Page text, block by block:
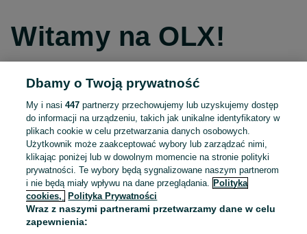
Witamy na OLX!
Kontynuuj przez Facebooka
Kontynuuj przez konto Apple
Kontynuuj przez konto Google
LUB
Dbamy o Twoją prywatność
My i nasi447 partnerzy przechowujemy lub uzyskujemy dostęp
do informacji na urządzeniu, takich jak unikalne identyfikatory w
plikach cookie w celu przetwarzania danych osobowych.
Użytkownik może zaakceptować wybory lub zarządzać nimi,
klikając poniżej lub w dowolnym momencie na stronie polityki
prywatności. Te wybory będą sygnalizowane naszym partnerom
i nie będą miały wpływu na dane przeglądania.
Polityka
cookies,
Polityka Prywatności
Wraz z naszymi partnerami przetwarzamy dane w celu
zapewnienia: